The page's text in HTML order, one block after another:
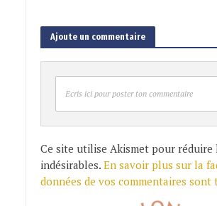
Ajoute un commentaire
Ecris ici pour poster ton commentaire
Ce site utilise Akismet pour réduire
indésirables. En savoir plus sur la
données de vos commentaires sont